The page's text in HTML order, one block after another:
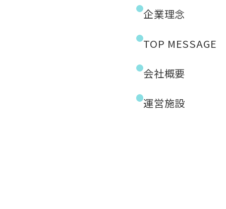
企業理念
TOP MESSAGE
会社概要
運営施設